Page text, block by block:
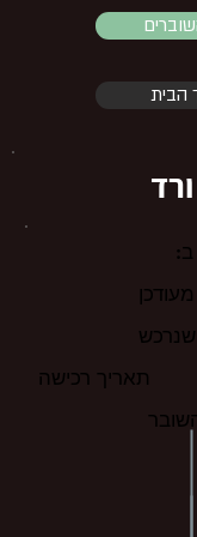
הבית
ב:
תאריך רכישה